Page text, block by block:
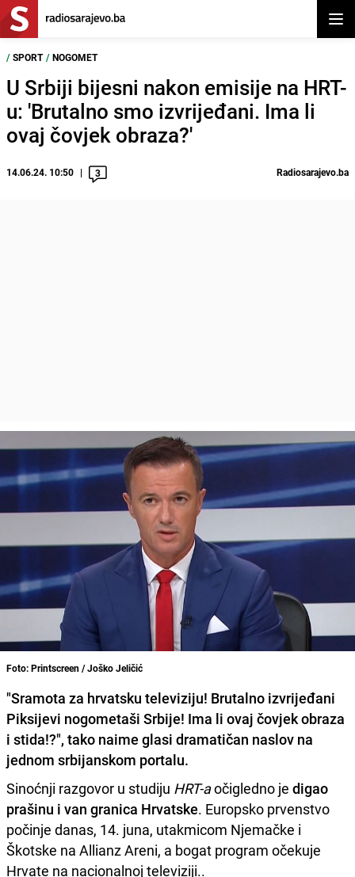
/ SPORT / NOGOMET
U Srbiji bijesni nakon emisije na HRT-
u: 'Brutalno smo izvrijeđani. Ima li
ovaj čovjek obraza?'
14.06.24. 10:50 3 Radiosarajevo.ba
Foto: Printscreen / Joško Jeličić
"Sramota za hrvatsku televiziju! Brutalno izvrijeđani
Piksijevi nogometaši Srbije! Ima li ovaj čovjek obraza
i stida!?", tako naime glasi dramatičan naslov na
jednom srbijanskom portalu.
Sinoćnji razgovor u studiju HRT-aočigledno je digao
prašinu i van granica Hrvatske. Europsko prvenstvo
počinje danas, 14. juna, utakmicom Njemačke i
Škotske na Allianz Areni, a bogat program očekuje
Hrvate na nacionalnoj televiziji..